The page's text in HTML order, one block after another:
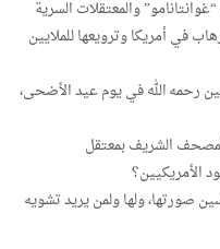
والمعتقلات السرية
في أمريكا وترويعها للملايين
رحمه الله في يوم عيد الأضحى،
الشريف بمعتقل
الأمريكيين؟
صورتها، ولها ولمن يريد تشويه